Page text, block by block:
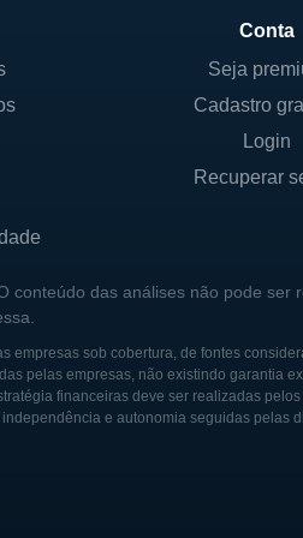
e maximizar sua
de petróleo bruto. A
e perfuração, bem
ambiental e a
o impacto de suas
mas também
Conta
Seja
Cadastro
Login
Recuperar
conteúdo das análises não pode ser
sob cobertura, de fontes
pelas empresas, não existindo garantia
financeiras deve ser realizadas
e autonomia seguidas pelas